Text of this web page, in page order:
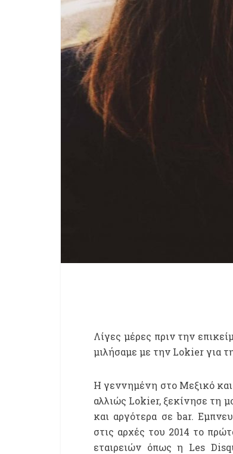
Λίγες μέρες πριν την
μιλήσαμε με την Lokier για
Η γεννημένη στο Μεξικό
αλλιώς Lokier, ξεκίνησε τη
και αργότερα σε bar.
στις αρχές του 2014 το
εταιρειών όπως η Les